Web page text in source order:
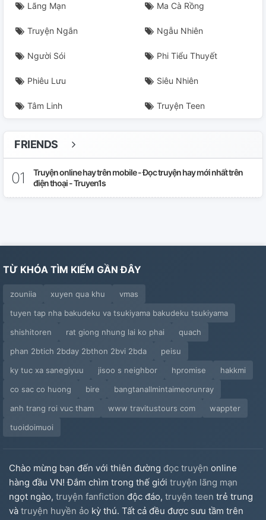
Lãng Mạn Ma Cà Rồng
Truyện Ngắn Ngẫu Nhiên
Người Sói Phi Tiểu Thuyết
Phiêu Lưu Siêu Nhiên
Tâm Linh Truyện Teen
FRIENDS
Truyện online hay trên mobile - Đọc truyện hay mới nhất trên
điện thoại - Truyen1s
TỪ KHÓA TÌM KIẾM GẦN ĐÂY
zouniia xuyen qua khu
vmas
tuyen tap nha bakudeku va tsukiyama bakudeku tsukiyama
shishitoren
rat giong nhung lai ko phai
quach
phan 2btich 2bday 2bthon 2bvi 2bda
peisu
ky tuc xa sanegiyuu
jisoo s neighbor hpromise
hakkmi
co sac co huong
bire
bangtanallmintaimeorunray
anh trang roi vuc tham
www travitustours com
wappter
tuoidoimuoi
Chào mừng bạn đến với thiên đường đọc truyện online
hàng đầu VN! Đắm chìm trong thế giới truyện lãng mạn
ngọt ngào, truyện fanfiction độc đáo, truyện teen trẻ trung
và truyện huyền ảo kỳ thú. Tất cả đều được sưu tầm trên